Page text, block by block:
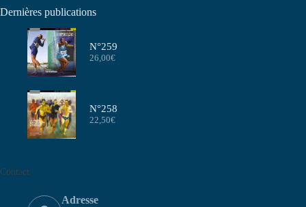
Dernières publications
N°259
26,00€
N°258
22,50€
Contact
Adresse